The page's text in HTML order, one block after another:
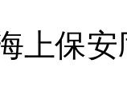
海上保